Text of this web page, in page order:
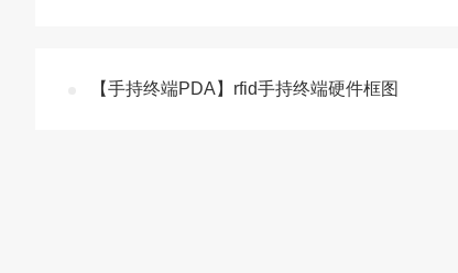
【手持终端PDA】rfid手持终端硬件框图